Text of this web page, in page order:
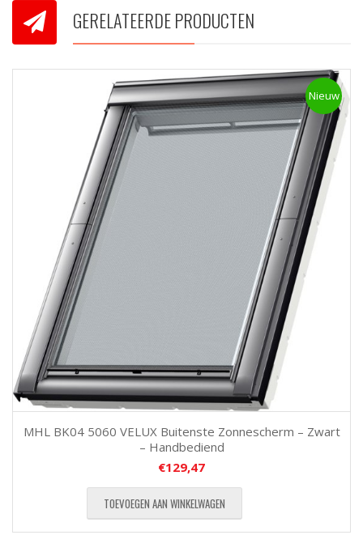
GERELATEERDE PRODUCTEN
Nieuw
MHL BK04 5060 VELUX Buitenste Zonnescherm – Zwart
– Handbediend
€129,47
TOEVOEGEN AAN WINKELWAGEN